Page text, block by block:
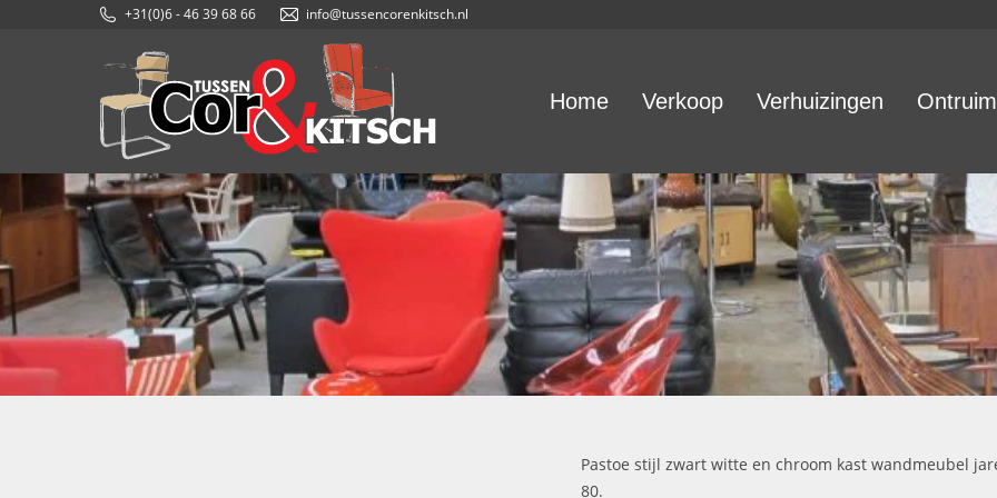
+31(0)6 - 46 39 68 66 info@tussencorenkitsch.nl
Home Verkoop Verhuizingen
Pastoe stijl zwart witte en chroom kast wandmeubel
80.